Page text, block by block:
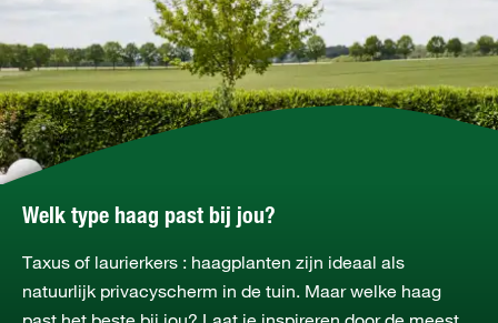
Welk type haag past bij jou?
Taxus of laurierkers : haagplanten zijn ideaal als
natuurlijk privacyscherm in de tuin. Maar welke haag